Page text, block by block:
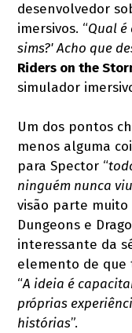
desenvolvedor
imersivos. “Qual é
sims?' Acho que
Riders on the
simulador
Um dos pontos
menos alguma
para Spector “
ninguém nunca
visão parte muito
Dungeons e
interessante da
elemento de que
“A ideia é
próprias
histórias”.